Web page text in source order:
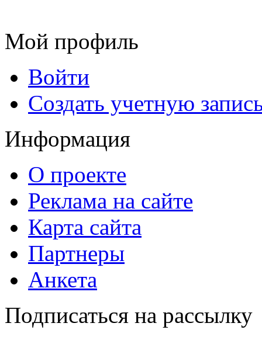
Мой профиль
Войти
Создать учетную
Информация
О проекте
Реклама на сайте
Карта сайта
Партнеры
Анкета
Подписаться на рассылку